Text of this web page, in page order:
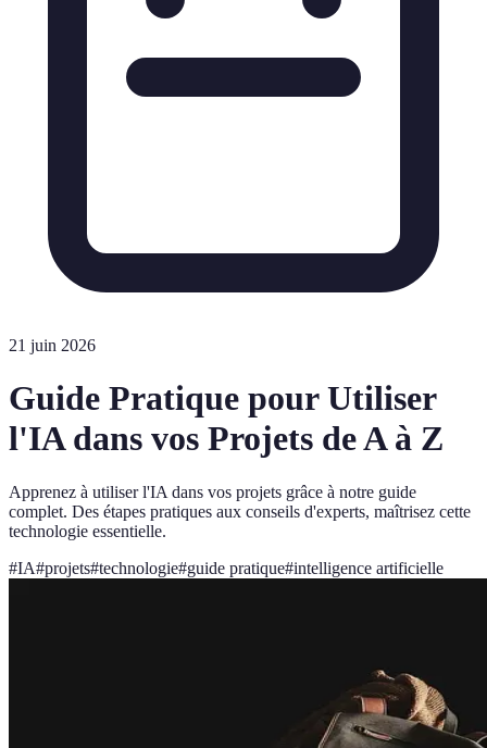
21 juin 2026
Guide Pratique pour Utiliser
l'IA dans vos Projets de A à Z
Apprenez à utiliser l'IA dans vos projets grâce à notre guide
complet. Des étapes pratiques aux conseils d'experts, maîtrisez cette
technologie essentielle.
#IA#projets#technologie#guide pratique#intelligence artificielle